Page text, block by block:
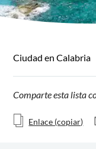
Ciudad en Calabria
Comparte esta lista
Enlace (copiar)